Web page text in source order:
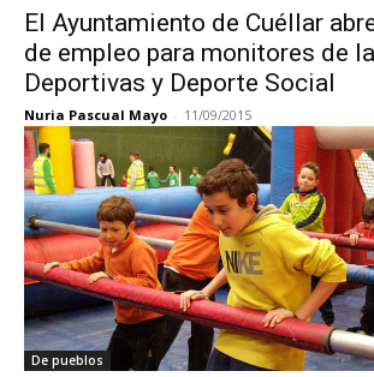
El Ayuntamiento de Cuéllar
de empleo para monitores de
Deportivas y Deporte Social
Nuria Pascual Mayo - 11/09/2015
De pueblos